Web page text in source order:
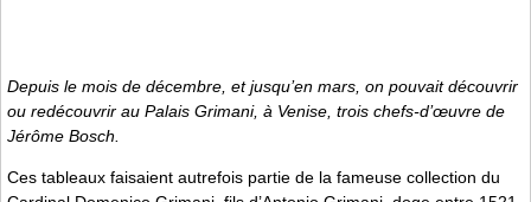
Depuis le mois de décembre, et jusqu’en mars, on pouvait découvrir
ou redécouvrir au Palais Grimani, à Venise, trois chefs-d’œuvre de
Jérôme Bosch.
Ces tableaux faisaient autrefois partie de la fameuse collection du